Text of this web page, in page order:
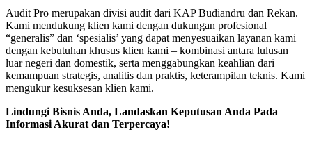
Audit Pro merupakan divisi audit dari KAP Budiandru dan Rekan.
Kami mendukung klien kami dengan dukungan profesional
“generalis” dan ‘spesialis’ yang dapat menyesuaikan layanan kami
dengan kebutuhan khusus klien kami – kombinasi antara lulusan
luar negeri dan domestik, serta menggabungkan keahlian dari
kemampuan strategis, analitis dan praktis, keterampilan teknis. Kami
mengukur kesuksesan klien kami.
Lindungi Bisnis Anda, Landaskan Keputusan Anda Pada
Informasi Akurat dan Terpercaya!